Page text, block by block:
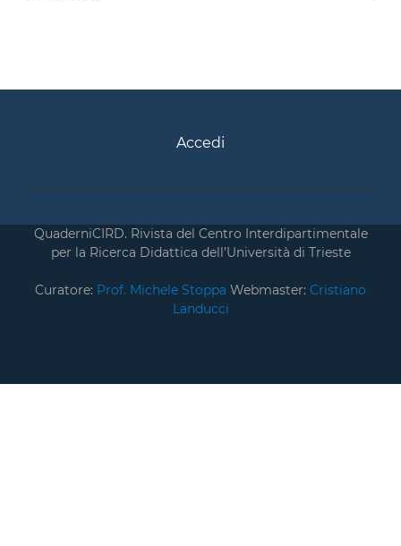
Accedi
QuaderniCIRD. Rivista del Centro Interdipartimentale
per la Ricerca Didattica dell’Università di Trieste
Curatore: Prof. Michele Stoppa Webmaster: Cristiano
Landucci